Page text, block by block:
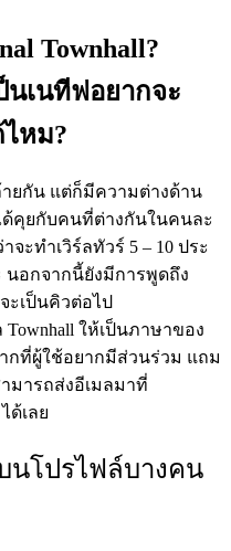
Townhall?
นเนทีฟอยากจะ
หม?
ยกัน แต่ก็มีความต่างด้าน
คุยกับคนที่ต่างกันในคนละ
ะทำเวิร์ลทัวร์ 5 – 10 ประ
นอกจากนี้ยังมีการพูดถึง
เป็นคิวต่อไป
ให้เป็นภาษาของ
กที่ผู้ใช้อยากมีส่วนร่วม แถม
มารถส่งอีเมลมาที่
ด้เลย
นโปรไฟล์บางคน